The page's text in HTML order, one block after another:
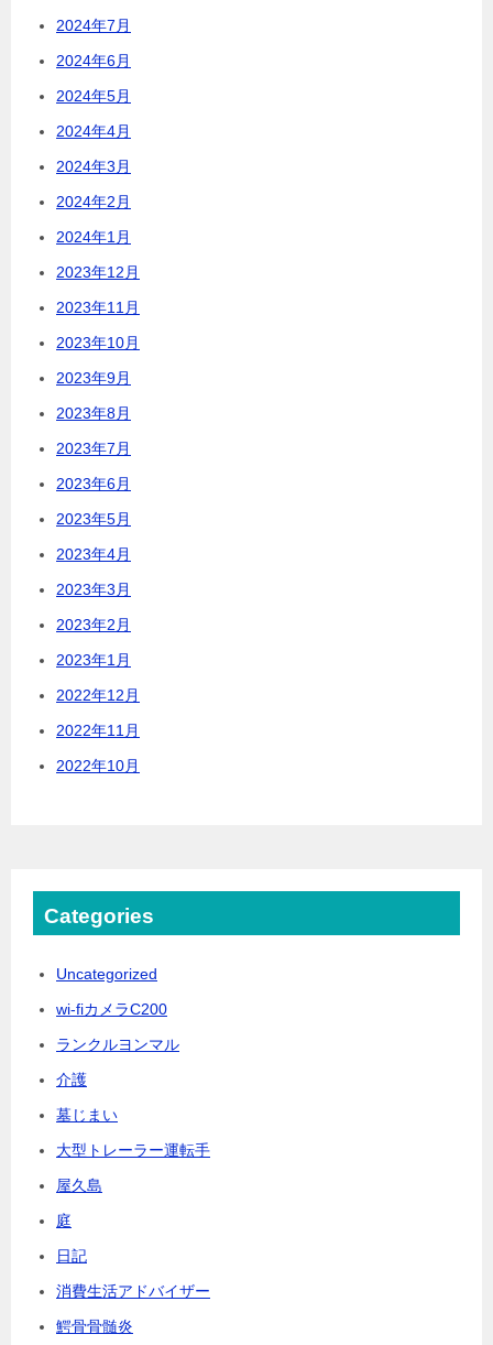
2024年7月
2024年6月
2024年5月
2024年4月
2024年3月
2024年2月
2024年1月
2023年12月
2023年11月
2023年10月
2023年9月
2023年8月
2023年7月
2023年6月
2023年5月
2023年4月
2023年3月
2023年2月
2023年1月
2022年12月
2022年11月
2022年10月
Categories
Uncategorized
wi-fiカメラC200
ランクルヨンマル
介護
墓じまい
大型トレーラー運転手
屋久島
庭
日記
消費生活アドバイザー
鰐骨骨髄炎